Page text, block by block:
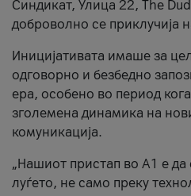
Синдикат, Улица 22, The
доброволно се приклучија
Иницијативата имаше за
одговорно и безбедно
ера, особено во период
зголемена динамика на
комуникација.
„Нашиот пристап во А1 е да
луѓето, не само преку